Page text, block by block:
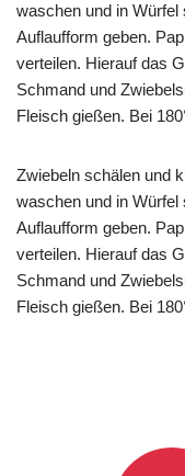
waschen und in Würfel
Auflaufform geben.
verteilen. Hierauf das
Schmand und
Fleisch gießen. Bei
Zwiebeln schälen und
waschen und in Würfel
Auflaufform geben.
verteilen. Hierauf das
Schmand und
Fleisch gießen. Bei